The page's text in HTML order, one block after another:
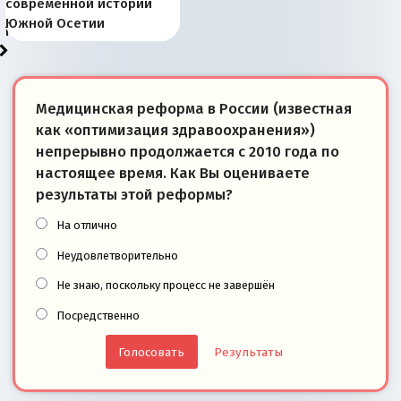
тем, что они -
победители
Запада рассказала о
«переобувании» хозяев
перемены: 15 шагов к
суверенной экономике
Европы
сбрасывать балласт
Анкориджа
года: первые уступки во
внутренней политике
сегодня
Варшаве не поможет её
отношениям с Россией?
современной истории
Южной Осетии
Медицинская реформа в России (известная
как «оптимизация здравоохранения»)
непрерывно продолжается с 2010 года по
настоящее время. Как Вы оцениваете
результаты этой реформы?
На отлично
Неудовлетворительно
Не знаю, поскольку процесс не завершён
Посредственно
Результаты